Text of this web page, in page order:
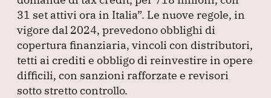
31 set attivi ora in Italia”. Le nuove regole, in
vigore dal 2024, prevedono obblighi di
copertura finanziaria, vincoli con distributori,
tetti ai crediti e obbligo di reinvestire in opere
difficili, con sanzioni rafforzate e revisori
sotto stretto controllo.